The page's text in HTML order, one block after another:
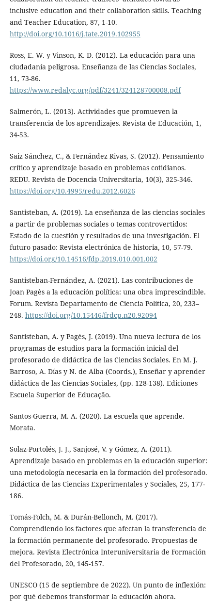
inclusive education and their collaboration skills. Teaching
and Teacher Education, 87, 1-10.
http://doi.org/10.1016/j.tate.2019.102955
Ross, E. W. y Vinson, K. D. (2012). La educación para una
ciudadanía peligrosa. Enseñanza de las Ciencias Sociales,
11, 73-86.
https://www.redalyc.org/pdf/3241/324128700008.pdf
Salmerón, L. (2013). Actividades que promueven la
transferencia de los aprendizajes. Revista de Educación, 1,
34-53.
Saiz Sánchez, C., & Fernández Rivas, S. (2012). Pensamiento
crítico y aprendizaje basado en problemas cotidianos.
REDU. Revista de Docencia Universitaria, 10(3), 325-346.
https://doi.org/10.4995/redu.2012.6026
Santisteban, A. (2019). La enseñanza de las ciencias sociales
a partir de problemas sociales o temas controvertidos:
Estado de la cuestión y resultados de una investigación. El
futuro pasado: Revista electrónica de historia, 10, 57-79.
https://doi.org/10.14516/fdp.2019.010.001.002
Santisteban-Fernández, A. (2021). Las contribuciones de
Joan Pagès a la educación política: una obra imprescindible.
Forum. Revista Departamento de Ciencia Política, 20, 233–
248. https://doi.org/10.15446/frdcp.n20.92094
Santisteban, A. y Pagès, J. (2019). Una nueva lectura de los
programas de estudios para la formación inicial del
profesorado de didáctica de las Ciencias Sociales. En M. J.
Barroso, A. Días y N. de Alba (Coords.), Enseñar y aprender
didáctica de las Ciencias Sociales, (pp. 128-138). Ediciones
Escuela Superior de Educação.
Santos-Guerra, M. A. (2020). La escuela que aprende.
Morata.
Solaz-Portolés, J. J., Sanjosé, V. y Gómez, A. (2011).
Aprendizaje basado en problemas en la educación superior:
una metodología necesaria en la formación del profesorado.
Didáctica de las Ciencias Experimentales y Sociales, 25, 177-
186.
Tomás-Folch, M. & Durán-Bellonch, M. (2017).
Comprendiendo los factores que afectan la transferencia de
la formación permanente del profesorado. Propuestas de
mejora. Revista Electrónica Interuniversitaria de Formación
del Profesorado, 20, 145-157.
UNESCO (15 de septiembre de 2022). Un punto de inflexión:
por qué debemos transformar la educación ahora.